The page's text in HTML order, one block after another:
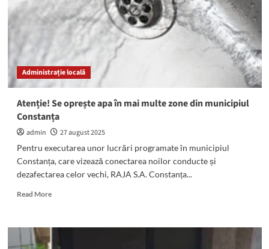
sala
judecată.
judecătorilor
Administrație locală
Atenție! Se oprește apa în mai multe zone din municipiul
Constanța
admin
27 august 2025
Pentru executarea unor lucrări programate în municipiul
Constanța, care vizează conectarea noilor conducte și
dezafectarea celor vechi, RAJA S.A. Constanța...
Read MoreRead
Atenție!